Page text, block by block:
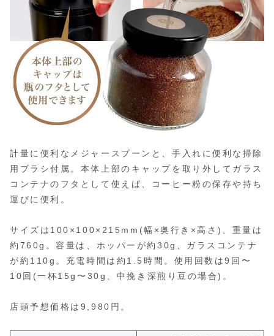
計量に便利なメジャースプーンと、手入れに便利な掃除
用ブラシ付属。本体上部のキャップを取り外してガラス
コンテナのフタとして使えば、コーヒー粉の保存や持ち
運びに便利。
サイズは100×100×215mm(幅×奥行き×高さ)、重量は
約760g。容量は、ホッパーが約30g、ガラスコンテナ
が約110g。充電時間は約1.5時間。使用回数は9回〜
10回(一杯15g〜30g、中挽き深煎り豆の場合)。
店頭予想価格は9,980円。